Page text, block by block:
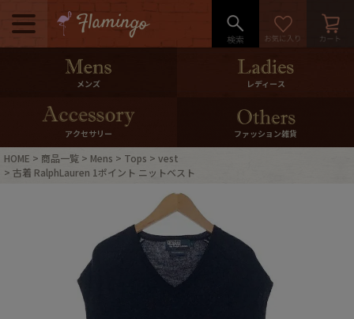
メニュー
500pt＆10％Offクーポンプレゼン
10％0ffクーポンプレゼント
ログイン・会員登録
マイページ
ご利用ガイド International Shipping
メンズ レディース
アクセサリー ファッション雑貨
HOME 商品一覧 Mens Tops
vest
古着 RalphLauren 1ポイント ニットベスト